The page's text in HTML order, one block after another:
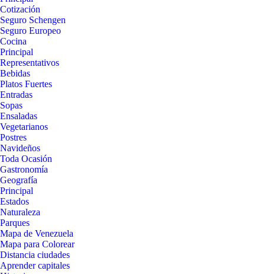
Cotización
Seguro Schengen
Seguro Europeo
Cocina
Principal
Representativos
Bebidas
Platos Fuertes
Entradas
Sopas
Ensaladas
Vegetarianos
Postres
Navideños
Toda Ocasión
Gastronomía
Geografía
Principal
Estados
Naturaleza
Parques
Mapa de Venezuela
Mapa para Colorear
Distancia ciudades
Aprender capitales